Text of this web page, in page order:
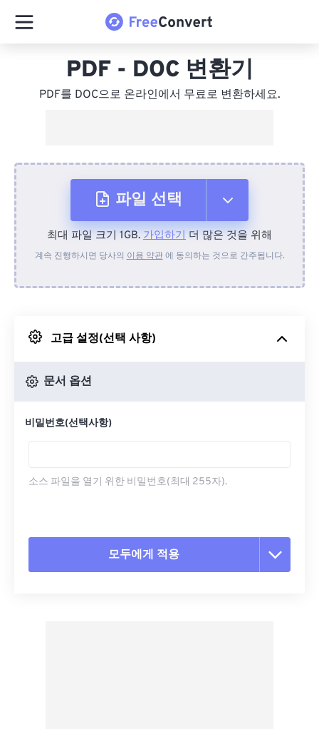
PDF - DOC 변환기
PDF를 DOC으로 온라인에서 무료로 변환하세요.
파일 선택
장치에서
Google 드라이브에서
최대 파일 크기 1GB. 가입하기 더 많은 것을 위해
계속 진행하시면 당사의 이용 약관에 동의하는 것으로 간주됩니다.
고급 설정(선택 사항)
문서 옵션
비밀번호(선택사항)
소스 파일을 열기 위한 비밀번호(최대 255자).
모두에게 적용